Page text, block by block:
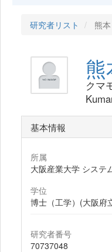
研究者リスト 熊
クマ
基本情報
所属
大阪産業大学 システ
学位
博士（工学）(大阪府
研究者番号
70737048